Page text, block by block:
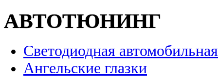
АВТОТЮНИНГ
Светодиодная
Ангельские глазки